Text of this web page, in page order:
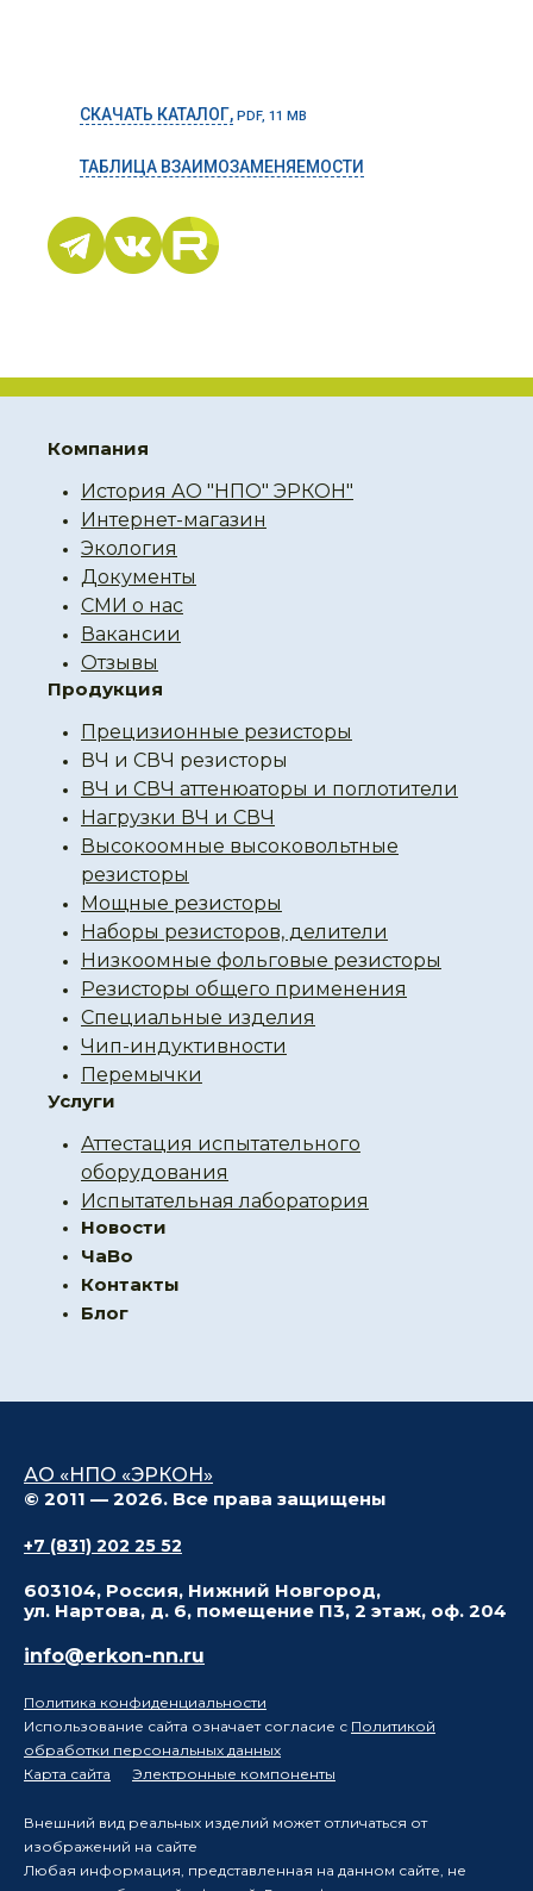
СКАЧАТЬ КАТАЛОГ, PDF, 11 MB
ТАБЛИЦА ВЗАИМОЗАМЕНЯЕМОСТИ
Компания
История АО "НПО" ЭРКОН"
Интернет-магазин
Экология
Документы
СМИ о нас
Вакансии
Отзывы
Продукция
Прецизионные резисторы
ВЧ и СВЧ резисторы
ВЧ и СВЧ аттенюаторы и поглотители
Нагрузки ВЧ и СВЧ
Высокоомные высоковольтные
резисторы
Мощные резисторы
Наборы резисторов, делители
Низкоомные фольговые резисторы
Резисторы общего применения
Специальные изделия
Чип-индуктивности
Перемычки
Услуги
Аттестация испытательного
оборудования
Испытательная лаборатория
Новости
ЧаВо
Контакты
Блог
АО «НПО «ЭРКОН»
© 2011 — 2026. Все права защищены
+7 (831) 202 25 52
603104, Россия, Нижний Новгород,
ул. Нартова, д. 6, помещение П3, 2 этаж, оф. 204
info@erkon-nn.ru
Политика конфиденциальности
Использование сайта означает согласие с Политикой
обработки персональных данных
Карта сайта
Электронные компоненты
Внешний вид реальных изделий может отличаться от
изображений на сайте
Любая информация, представленная на данном сайте, не